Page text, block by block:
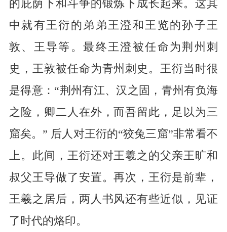
的庇荫下和斗争的锻炼下成长起来。这其
中就有王衍的弟弟王澄和王览的孙子王
敦、王导等。最终王澄被任命为荆州刺
史，王敦被任命为青州刺史。王衍当时很
是得意：“荆州有江、汉之固，青州有负海
之险，卿二人在外，而吾留此，足以为三
窟矣。” 后人对王衍的“狡兔三窟”非常看不
上。此间，王衍还对王羲之的父亲王旷和
叔父王导做了安置。再次，王衍是前辈，
王羲之居后，两人书风还有些近似，见证
了时代的烙印。